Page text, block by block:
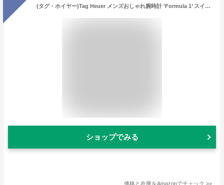
(タグ・ホイヤー)Tag Heuer メンズおしゃれ腕時計 'Formula 1’ スイスクォーツ ステンレススチール 色：シルバー調(モデル：CAZ1010.BA0842 ) [並行輸入品]
ショップでみる
価格と在庫をAmazonでチェック >>